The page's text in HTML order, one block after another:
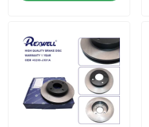
Video
Về chúng tôi